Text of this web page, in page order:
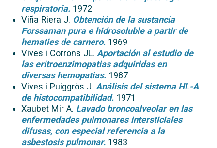
respiratoria. 1972
Viña Riera J. Obtención de la sustancia
Forssaman pura e hidrosoluble a partir de
hematies de carnero. 1969
Vives i Corrons JL. Aportación al estudio de
las eritroenzimopatias adquiridas en
diversas hemopatias. 1987
Vives i Puiggròs J. Análisis del sistema HL-A
de histocompatibilidad. 1971
Xaubet Mir A. Lavado broncoalveolar en las
enfermedades pulmonares intersticiales
difusas, con especial referencia a la
asbestosis pulmonar. 1983